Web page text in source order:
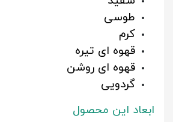
طوسی
کرم
قهوه ای تیره
قهوه ای روشن
گردویی
ابعاد این محصول